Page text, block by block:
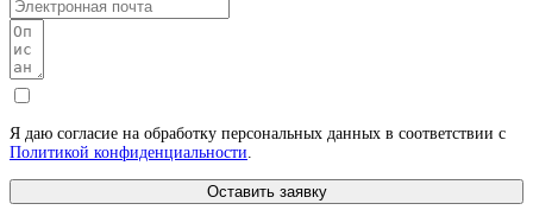
Я даю согласие на обработку персональных данных в соответствии с
Политикой конфиденциальности.
Оставить заявку